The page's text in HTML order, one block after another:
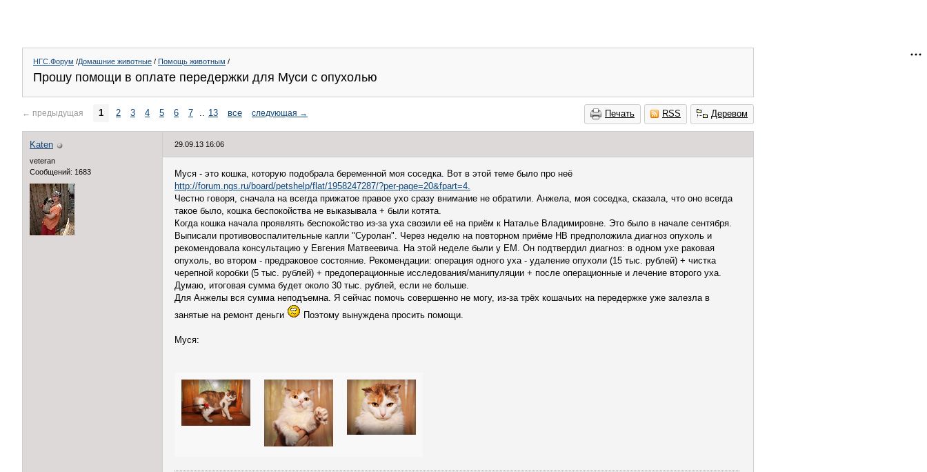
НГС.Форум /Домашние животные / Помощь животным /
Прошу помощи в оплате передержки для Муси с опухолью
Печать RSS Деревом
← предыдущая 1 2 3 4 5 6 7 .. 13 все следующая →
Katen
veteran
Сообщений: 1683
29.09.13 16:06
Муся - это кошка, которую подобрала беременной моя соседка. Вот в этой теме было про неё
http://forum.ngs.ru/board/petshelp/flat/1958247287/?per-page=20&fpart=4.
Честно говоря, сначала на всегда прижатое правое ухо сразу внимание не обратили. Анжела, моя соседка, сказала, что оно всегда
такое было, кошка беспокойства не выказывала + были котята.
Когда кошка начала проявлять беспокойство из-за уха свозили её на приём к Наталье Владимировне. Это было в начале сентября.
Выписали противовоспалительные капли "Суролан". Через неделю на повторном приёме НВ предположила диагноз опухоль и
рекомендовала консультацию у Евгения Матвеевича. На этой неделе были у ЕМ. Он подтвердил диагноз: в одном ухе раковая
опухоль, во втором - предраковое состояние. Рекомендации: операция одного уха - удаление опухоли (15 тыс. рублей) + чистка
черепной коробки (5 тыс. рублей) + предоперационные исследования/манипуляции + после операционные и лечение второго уха.
Думаю, итоговая сумма будет около 30 тыс. рублей, если не больше.
Для Анжелы вся сумма неподъемна. Я сейчас помочь совершенно не могу, из-за трёх кошачьих на передержке уже залезла в
занятые на ремонт деньги
Поэтому вынуждена просить помощи.
Муся: